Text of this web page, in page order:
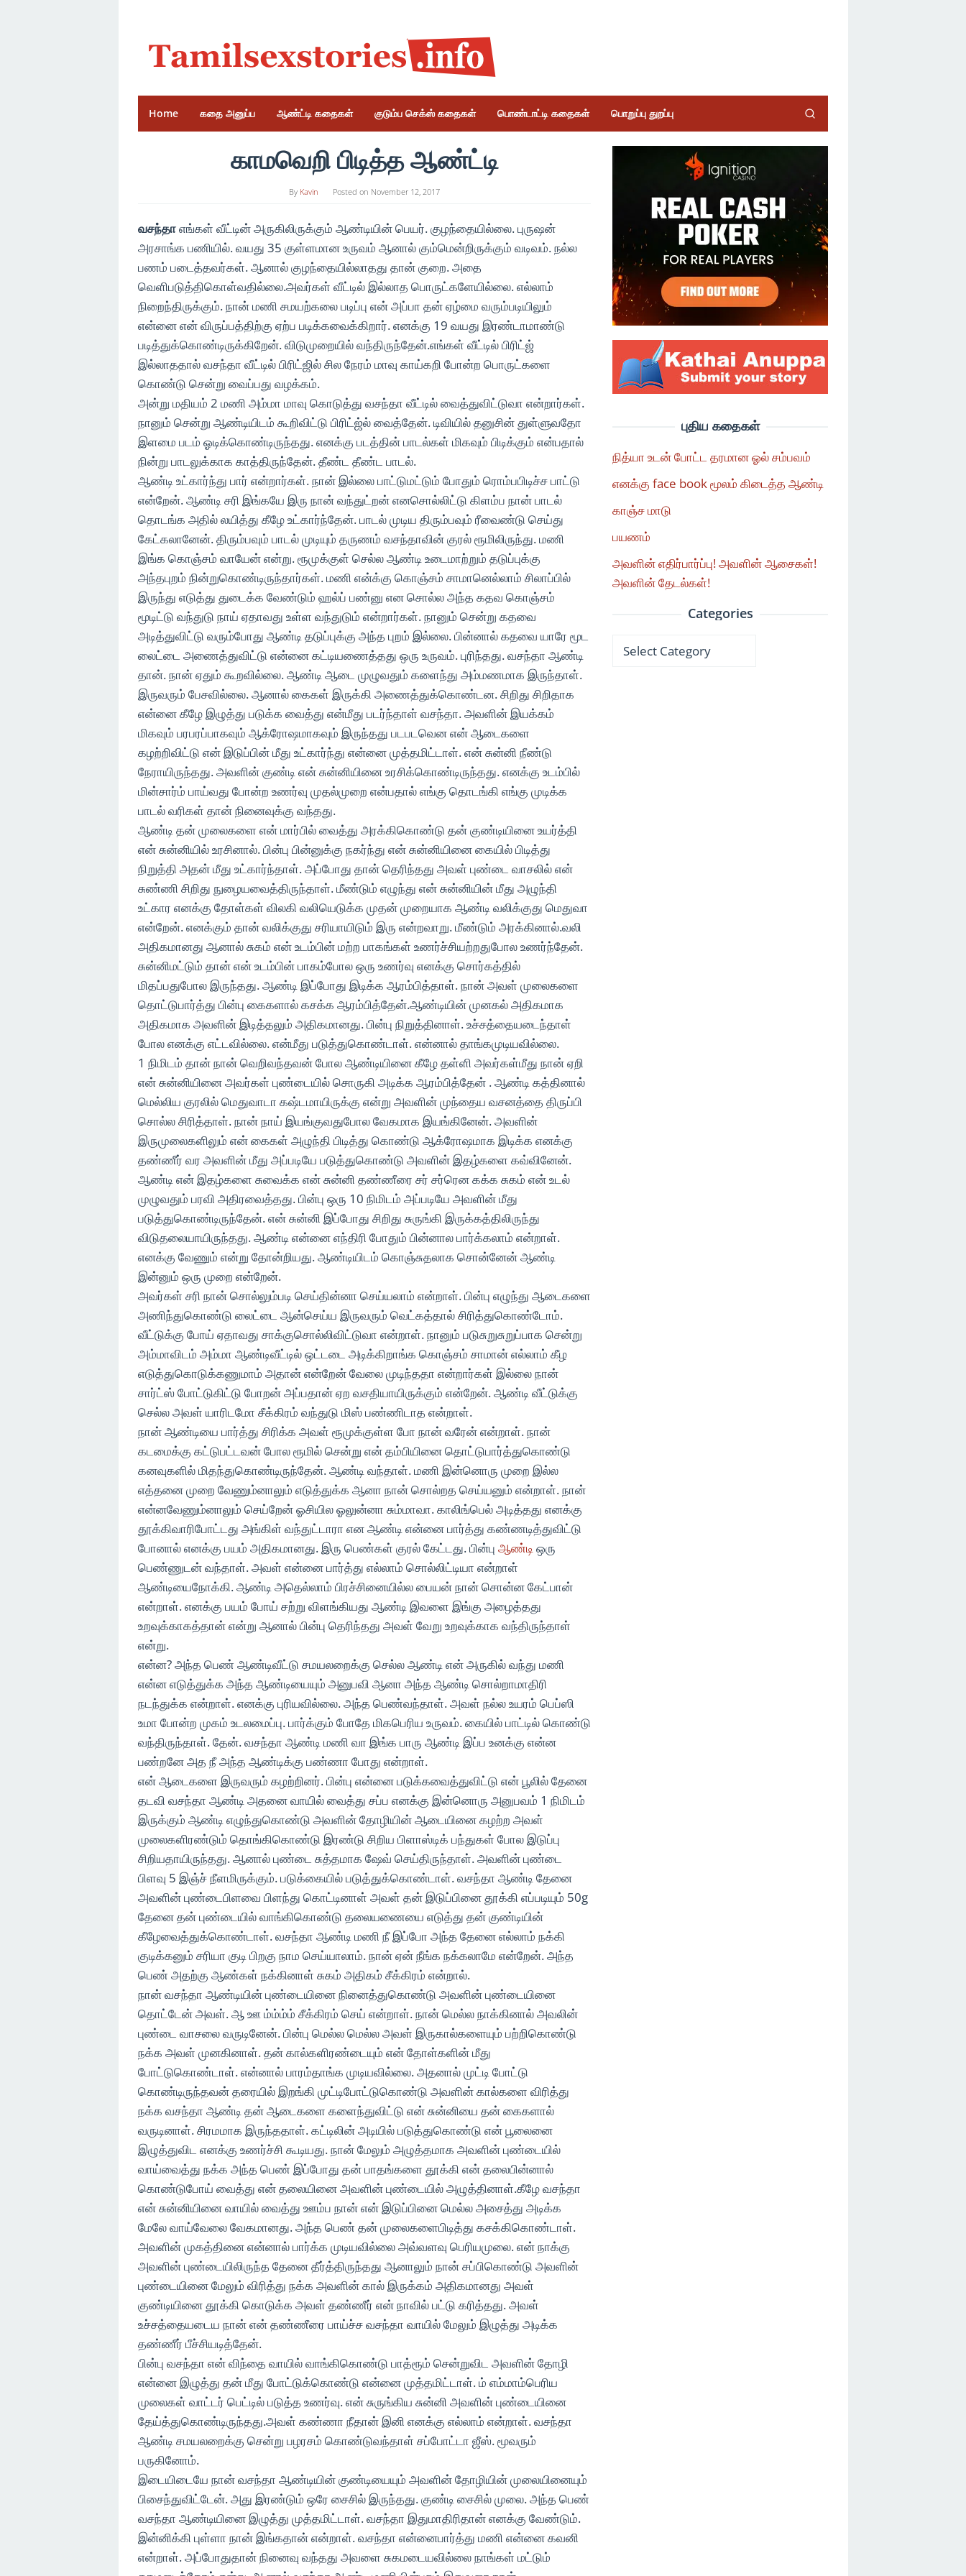
content
Home கதை அனுப்ப ஆண்ட்டி கதைகள் குடும்ப செக்ஸ் கதைகள் பொண்டாட்டி கதைகள் பொறுப்பு துறப்பு
காமவெறி பிடித்த ஆண்ட்டி
By Kavin Posted on November 12, 2017
வசந்தாஎங்கள் வீட்டின் அருகிலிருக்கும் ஆண்டியின் பெயர். குழந்தையில்லை. புருஷன்
அரசாங்க பணியில். வயது 35 குள்ளமான உருவம் ஆனால் கும்மென்றிருக்கும் வடிவம். நல்ல
பணம் படைத்தவர்கள். ஆனால் குழந்தையில்லாதது தான் குறை. அதை
வெளிபடுத்திகொள்வதில்லை.அவர்கள் வீட்டில் இல்லாத பொருட்களேயில்லை. எல்லாம்
நிறைந்திருக்கும். நான் மணி சமயற்கலை படிப்பு என் அப்பா தன் ஏழ்மை வரும்படியிலும்
என்னை என் விருப்பத்திற்கு ஏற்ப படிக்கவைக்கிறார். எனக்கு 19 வயது இரண்டாமாண்டு
படித்துக்கொண்டிருக்கிறேன். விடுமுறையில் வந்திருந்தேன்.எங்கள் வீட்டில் பிரிட்ஜ்
இல்லாததால் வசந்தா வீட்டில் பிரிட்ஜில் சில நேரம் மாவு காய்கறி போன்ற பொருட்களை
கொண்டு சென்று வைப்பது வழக்கம்.
அன்று மதியம் 2 மணி அம்மா மாவு கொடுத்து வசந்தா வீட்டில் வைத்துவிட்டுவா என்றார்கள்.
நானும் சென்று ஆண்டியிடம் கூறிவிட்டு பிரிட்ஜ்ல் வைத்தேன். டிவியில் தனுசின் துள்ளுவதோ
இளமை படம் ஓடிக்கொண்டிருந்தது. எனக்கு படத்தின் பாடல்கள் மிகவும் பிடிக்கும் என்பதால்
நின்று பாடலுக்காக காத்திருந்தேன். தீண்ட தீண்ட பாடல்.
ஆண்டி உட்கார்ந்து பார் என்றார்கள். நான் இல்லை பாட்டுமட்டும் போதும் ரொம்பபிடிச்ச பாட்டு
என்றேன். ஆண்டி சரி இங்கயே இரு நான் வந்துட்றன் எனசொல்லிட்டு கிளம்ப நான் பாடல்
தொடங்க அதில் லயித்து கீழே உட்கார்ந்தேன். பாடல் முடிய திரும்பவும் ரீவைண்டு செய்து
கேட்கலானேன். திரும்பவும் பாடல் முடியும் தருணம் வசந்தாவின் குரல் ரூமிலிருந்து. மணி
இங்க கொஞ்சம் வாயேன் என்று. ரூமுக்குள் செல்ல ஆண்டி உடைமாற்றும் தடுப்புக்கு
அந்தபுறம் நின்றுகொண்டிருந்தார்கள். மணி என்க்கு கொஞ்சம் சாமானெல்லாம் சிலாப்பில்
இருந்து எடுத்து துடைக்க வேண்டும் ஹல்ப் பண்னு என சொல்ல அந்த கதவ கொஞ்சம்
மூடிட்டு வந்துடு நாய் ஏதாவது உள்ள வந்துடும் என்றார்கள். நானும் சென்று கதவை
அடித்துவிட்டு வரும்போது ஆண்டி தடுப்புக்கு அந்த புறம் இல்லை. பின்னால் கதவை யாரே மூட
லைட்டை அணைத்துவிட்டு என்னை கட்டியணைத்தது ஒரு உருவம். புரிந்தது. வசந்தா ஆண்டி
தான். நான் ஏதும் கூறவில்லை. ஆண்டி ஆடை முழுவதும் களைந்து அம்மணமாக இருந்தாள்.
இருவரும் பேசவில்லை. ஆனால் கைகள் இருக்கி அணைத்துக்கொண்டன. சிறிது சிறிதாக
என்னை கீழே இழுத்து படுக்க வைத்து என்மீது படர்ந்தாள் வசந்தா. அவளின் இயக்கம்
மிகவும் பரபரப்பாகவும் ஆக்ரோஷமாகவும் இருந்தது படபடவென என் ஆடைகளை
கழற்றிவிட்டு என் இடுப்பின் மீது உட்கார்ந்து என்னை முத்தமிட்டாள். என் சுன்னி நீண்டு
நேராயிருந்தது. அவளின் குண்டி என் சுன்னியினை உரசிக்கொண்டிருந்தது. எனக்கு உடம்பில்
மின்சார்ம் பாய்வது போன்ற உணர்வு முதல்முறை என்பதால் எங்கு தொடங்கி எங்கு முடிக்க
பாடல் வரிகள் தான் நினைவுக்கு வந்தது.
ஆண்டி தன் முலைகளை என் மார்பில் வைத்து அரக்கிகொண்டு தன் குண்டியினை உயர்த்தி
என் சுன்னியில் உரசினால். பின்பு பின்னுக்கு நகர்ந்து என் சுன்னியினை கையில் பிடித்து
நிறுத்தி அதன் மீது உட்கார்ந்தாள். அப்போது தான் தெரிந்தது அவள் புண்டை வாசலில் என்
சுண்ணி சிறிது நுழையவைத்திருந்தாள். மீண்டும் எழுந்து என் சுன்னியின் மீது அழுந்தி
உட்கார எனக்கு தோள்கள் விலகி வலியெடுக்க முதன் முறையாக ஆண்டி வலிக்குது மெதுவா
என்றேன். எனக்கும் தான் வலிக்குது சரியாயிடும் இரு என்றவாறு. மீண்டும் அரக்கினால்.வலி
அதிகமானது ஆனால் சுகம் என் உடம்பின் மற்ற பாகங்கள் உணர்ச்சியற்றதுபோல உணர்ந்தேன்.
சுன்னிமட்டும் தான் என் உடம்பின் பாகம்போல ஒரு உணர்வு எனக்கு சொர்கத்தில்
மிதப்பதுபோல இருந்தது. ஆண்டி இப்போது இடிக்க ஆரம்பித்தாள். நான் அவள் முலைகளை
தொட்டுபார்த்து பின்பு கைகளால் கசக்க ஆரம்பித்தேன்.ஆண்டியின் முனகல் அதிகமாக
அதிகமாக அவளின் இடித்தலும் அதிகமானது. பின்பு நிறுத்தினாள். உச்சத்தையடைந்தாள்
போல எனக்கு எட்டவில்லை. என்மீது படுத்துகொண்டாள். என்னால் தாங்கமுடியவில்லை.
1 நிமிடம் தான் நான் வெறிவந்தவன் போல ஆண்டியினை கீழே தள்ளி அவர்கள்மீது நான் ஏறி
என் சுன்னியினை அவர்கள் புண்டையில் சொருகி அடிக்க ஆரம்பித்தேன் . ஆண்டி கத்தினால்
மெல்லிய குரலில் மெதுவாடா கஷ்டமாயிருக்கு என்று அவளின் முந்தைய வசனத்தை திருப்பி
சொல்ல சிரித்தாள். நான் நாய் இயங்குவதுபோல வேகமாக இயங்கினேன். அவளின்
இருமுலைகளிலும் என் கைகள் அழுந்தி பிடித்து கொண்டு ஆக்ரோஷமாக இடிக்க எனக்கு
தண்ணீர் வர அவளின் மீது அப்படியே படுத்துகொண்டு அவளின் இதழ்களை கவ்வினேன்.
ஆண்டி என் இதழ்களை சுவைக்க என் சுன்னி தண்ணீரை சர் சர்ரென கக்க சுகம் என் உடல்
முழுவதும் பரவி அதிரவைத்தது. பின்பு ஒரு 10 நிமிடம் அப்படியே அவளின் மீது
படுத்துகொண்டிருந்தேன். என் சுன்னி இப்போது சிறிது சுருங்கி இருக்கத்திலிருந்து
விடுதலையாயிருந்தது. ஆண்டி என்னை எந்திரி போதும் பின்னால பார்க்கலாம் என்றாள்.
எனக்கு வேணும் என்று தோன்றியது. ஆண்டியிடம் கொஞ்சுதலாக சொன்னேன் ஆண்டி
இன்னும் ஒரு முறை என்றேன்.
அவர்கள் சரி நான் சொல்லும்படி செய்தின்னா செய்யலாம் என்றாள். பின்பு எழுந்து ஆடைகளை
அணிந்துகொண்டு லைட்டை ஆன்செய்ய இருவரும் வெட்கத்தால் சிரித்துகொண்டோம்.
வீட்டுக்கு போய் ஏதாவது சாக்குசொல்லிவிட்டுவா என்றாள். நானும் படுசுறுசுறுப்பாக சென்று
அம்மாவிடம் அம்மா ஆண்டிவீட்டில் ஒட்டடை அடிக்கிறாங்க கொஞ்சம் சாமான் எல்லாம் கீழ
எடுத்துகொடுக்கணுமாம் அதான் என்றேன் வேலை முடிந்ததா என்றார்கள் இல்லை நான்
சார்ட்ஸ் போட்டுகிட்டு போறன் அப்பதான் ஏற வசதியாயிருக்கும் என்றேன். ஆண்டி வீட்டுக்கு
செல்ல அவள் யாரிடமோ சீக்கிரம் வந்துடு மிஸ் பண்ணிடாத என்றாள்.
நான் ஆண்டியை பார்த்து சிரிக்க அவள் ரூமுக்குள்ள போ நான் வரேன் என்றாள். நான்
கடமைக்கு கட்டுபட்டவன் போல ரூமில் சென்று என் தம்பியினை தொட்டுபார்த்துகொண்டு
கனவுகளில் மிதந்துகொண்டிருந்தேன். ஆண்டி வந்தாள். மணி இன்னொரு முறை இல்ல
எத்தனை முறை வேணும்னாலும் எடுத்துக்க ஆனா நான் சொல்றத செய்யனும் என்றாள். நான்
என்னவேணும்னாலும் செய்றேன் ஓசியில ஓலுன்னா சும்மாவா. காலிங்பெல் அடித்தது எனக்கு
தூக்கிவாரிபோட்டது அங்கிள் வந்துட்டாரா என ஆண்டி என்னை பார்த்து கண்ணடித்துவிட்டு
போனால் எனக்கு பயம் அதிகமானது. இரு பெண்கள் குரல் கேட்டது. பின்பு ஆண்டிஒரு
பெண்ணுடன் வந்தாள். அவள் என்னை பார்த்து எல்லாம் சொல்லிட்டியா என்றாள்
ஆண்டியைநோக்கி. ஆண்டி அதெல்லாம் பிரச்சினையில்ல பையன் நான் சொன்ன கேட்பான்
என்றாள். எனக்கு பயம் போய் சற்று விளங்கியது ஆண்டி இவளை இங்கு அழைத்தது
உறவுக்காகத்தான் என்று ஆனால் பின்பு தெரிந்தது அவள் வேறு உறவுக்காக வந்திருந்தாள்
என்று.
என்ன? அந்த பெண் ஆண்டிவீட்டு சமயலறைக்கு செல்ல ஆண்டி என் அருகில் வந்து மணி
என்ன எடுத்துக்க அந்த ஆண்டியையும் அனுபவி ஆனா அந்த ஆண்டி சொல்றாமாதிரி
நடந்துக்க என்றாள். எனக்கு புரியவில்லை. அந்த பெண்வந்தாள். அவள் நல்ல உயரம் பெப்ஸி
உமா போன்ற முகம் உடலமைப்பு. பார்க்கும் போதே மிகபெரிய உருவம். கையில் பாட்டில் கொண்டு
வந்திருந்தாள். தேன். வசந்தா ஆண்டி மணி வா இங்க பாரு ஆண்டி இப்ப உனக்கு என்ன
பண்றனே அத நீ அந்த ஆண்டிக்கு பண்ணா போது என்றாள்.
என் ஆடைகளை இருவரும் கழற்றினர். பின்பு என்னை படுக்கவைத்துவிட்டு என் பூலில் தேனை
தடவி வசந்தா ஆண்டி அதனை வாயில் வைத்து சப்ப எனக்கு இன்னொரு அனுபவம் 1 நிமிடம்
இருக்கும் ஆண்டி எழுந்துகொண்டு அவளின் தோழியின் ஆடையினை கழற்ற அவள்
முலைகளிரண்டும் தொங்கிகொண்டு இரண்டு சிறிய பிளாஸ்டிக் பந்துகள் போல இடுப்பு
சிறியதாயிருந்தது. ஆனால் புண்டை சுத்தமாக ஷேவ் செய்திருந்தாள். அவளின் புண்டை
பிளவு 5 இஞ்ச் நீளமிருக்கும். படுக்கையில் படுத்துக்கொண்டாள். வசந்தா ஆண்டி தேனை
அவளின் புண்டைபிளவை பிளந்து கொட்டினாள் அவள் தன் இடுப்பினை தூக்கி எப்படியும் 50g
தேனை தன் புண்டையில் வாங்கிகொண்டு தலையணையை எடுத்து தன் குண்டியின்
கீழேவைத்துக்கொண்டாள். வசந்தா ஆண்டி மணி நீ இப்போ அந்த தேனை எல்லாம் நக்கி
குடிக்கனும் சரியா குடி பிறகு நாம செய்யாலாம். நான் ஏன் நீங்க நக்கலாமே என்றேன். அந்த
பெண் அதற்கு ஆண்கள் நக்கினாள் சுகம் அதிகம் சீக்கிரம் என்றால்.
நான் வசந்தா ஆண்டியின் புண்டையினை நினைத்துகொண்டு அவளின் புண்டையினை
தொட்டேன் அவள். ஆ ஊ ம்ம்ம்ம் சீக்கிரம் செய் என்றாள். நான் மெல்ல நாக்கினால் அவலின்
புண்டை வாசலை வருடினேன். பின்பு மெல்ல மெல்ல அவள் இருகால்களையும் பற்றிகொண்டு
நக்க அவள் முனகினாள். தன் கால்களிரண்டையும் என் தோள்களின் மீது
போட்டுகொண்டாள். என்னால் பாரம்தாங்க முடியவில்லை. அதனால் முட்டி போட்டு
கொண்டிருந்தவன் தரையில் இறங்கி முட்டிபோட்டுகொண்டு அவளின் கால்களை விரித்து
நக்க வசந்தா ஆண்டி தன் ஆடைகளை களைந்துவிட்டு என் சுன்னியை தன் கைகளால்
வருடினாள். சிரமமாக இருந்ததாள். கட்டிலின் அடியில் படுத்துகொண்டு என் பூலைனை
இழுத்துவிட எனக்கு உணர்ச்சி கூடியது. நான் மேலும் அழுத்தமாக அவளின் புண்டையில்
வாய்வைத்து நக்க அந்த பெண் இப்போது தன் பாதங்களை தூக்கி என் தலைபின்னால்
கொண்டுபோய் வைத்து என் தலையினை அவளின் புண்டையில் அழுத்தினாள்.கீழே வசந்தா
என் சுன்னியினை வாயில் வைத்து ஊம்ப நான் என் இடுப்பினை மெல்ல அசைத்து அடிக்க
மேலே வாய்வேலை வேகமானது. அந்த பெண் தன் முலைகளைபிடித்து கசக்கிகொண்டாள்.
அவளின் முகத்தினை என்னால் பார்க்க முடியவில்லை அவ்வளவு பெரியமுலை. என் நாக்கு
அவளின் புண்டையிலிருந்த தேனை தீர்த்திருந்தது ஆனாலும் நான் சப்பிகொண்டு அவளின்
புண்டையினை மேலும் விரித்து நக்க அவளின் கால் இருக்கம் அதிகமானது அவள்
குண்டியினை தூக்கி கொடுக்க அவள் தண்ணீர் என் நாவில் பட்டு கரித்தது. அவள்
உச்சத்தையடைய நான் என் தண்ணீரை பாய்ச்ச வசந்தா வாயில் மேலும் இழுத்து அடிக்க
தண்ணீர் பீச்சியடித்தேன்.
பின்பு வசந்தா என் விந்தை வாயில் வாங்கிகொண்டு பாத்ரூம் சென்றுவிட அவளின் தோழி
என்னை இழுத்து தன் மீது போட்டுக்கொண்டு என்னை முத்தமிட்டாள். ம் எம்மாம்பெரிய
முலைகள் வாட்டர் பெட்டில் படுத்த உணர்வு. என் சுருங்கிய சுன்னி அவளின் புண்டையினை
தேய்த்துகொண்டிருந்தது.அவள் கண்ணா நீதான் இனி எனக்கு எல்லாம் என்றாள். வசந்தா
ஆண்டி சமயலறைக்கு சென்று பழரசம் கொண்டுவந்தாள் சப்போட்டா ஜீஸ். மூவரும்
பருகினோம்.
இடையிடையே நான் வசந்தா ஆண்டியின் குண்டியையும் அவளின் தோழியின் முலையினையும்
பிசைந்துவிட்டேன். அது இரண்டும் ஒரே சைசில் இருந்தது. குண்டி சைசில் முலை. அந்த பெண்
வசந்தா ஆண்டியினை இழுத்து முத்தமிட்டாள். வசந்தா இதுமாதிரிதான் எனக்கு வேண்டும்.
இன்னிக்கி புள்ளா நான் இங்கதான் என்றாள். வசந்தா என்னைபார்த்து மணி என்னை கவனி
என்றாள். அப்போதுதான் நினைவு வந்தது அவளை சுகமடையவில்லை நாங்கள் மட்டும்
புதிய கதைகள்
நித்யா உடன் போட்ட தரமான ஓல் சம்பவம்
எனக்கு face book மூலம் கிடைத்த ஆண்டி
காஞ்ச மாடு
பயணம்
அவளின் எதிர்பார்ப்பு! அவளின் ஆசைகள்!
அவளின் தேடல்கள்!
Categories
Categories